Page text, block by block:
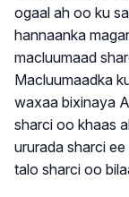
ogaal ah oo ku
hannaanka
macluumaad
Macluumaadka
waxaa bixinaya
sharci oo khaas
ururada sharci
talo sharci oo